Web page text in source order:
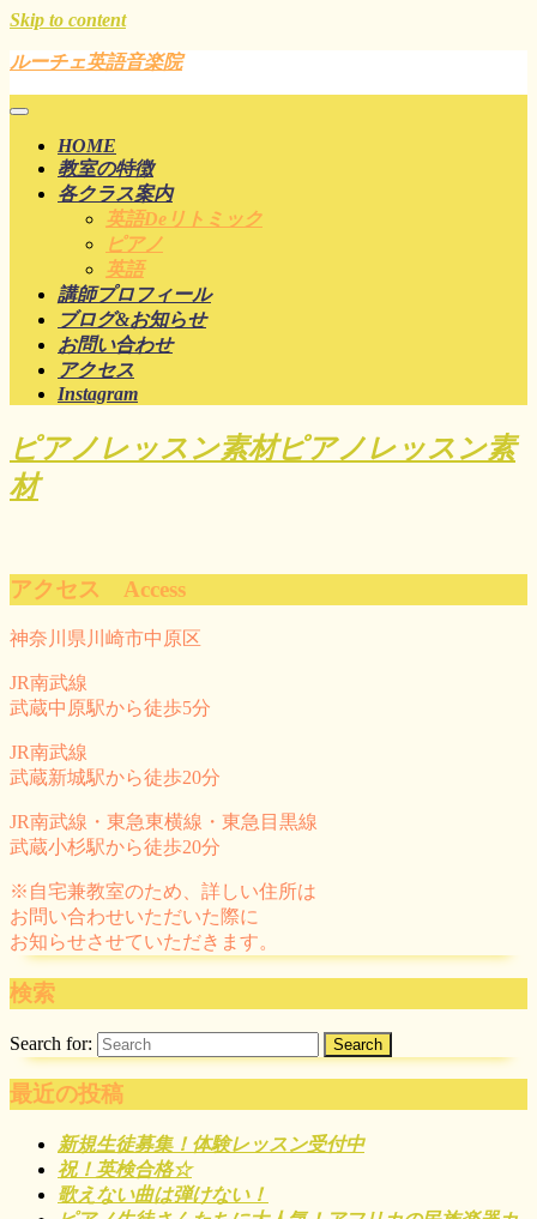
Skip to content
ルーチェ英語音楽院
HOME
教室の特徴
各クラス案内
英語deリトミック
ピアノ
英語
講師プロフィール
ブログ&お知らせ
お問い合わせ
アクセス
Instagram
ピアノレッスン素材ピアノレッスン素
材
アクセス Access
神奈川県川崎市中原区
JR南武線
武蔵中原駅から徒歩5分
JR南武線
武蔵新城駅から徒歩20分
JR南武線・東急東横線・東急目黒線
武蔵小杉駅から徒歩20分
※自宅兼教室のため、詳しい住所は
お問い合わせいただいた際に
お知らせさせていただきます。
検索
Search for:
最近の投稿
新規生徒募集！体験レッスン受付中
祝！英検合格☆
歌えない曲は弾けない！